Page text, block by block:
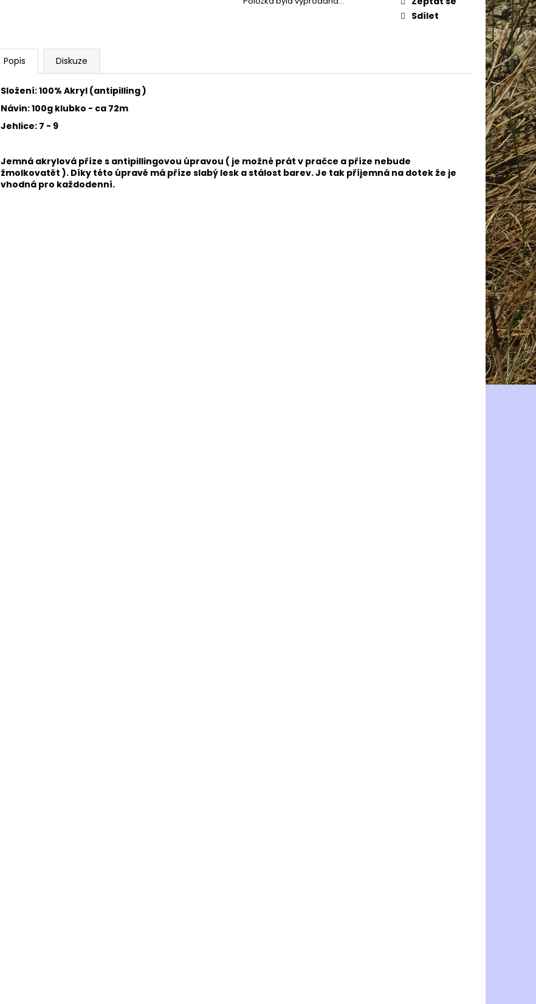
Sdílet
Popis Diskuze
Složení: 100% Akryl (antipilling )
Návin: 100g klubko - ca 72m
Jehlice: 7 - 9
Jemná akrylová příze s antipillingovou úpravou ( je možné prát v pračce a příze nebude
žmolkovatět ). Díky této úpravě má příze slabý lesk a stálost barev. Je tak příjemná na dotek že je
vhodná pro každodenní.
HIMALAYA DOLPHIN BABY 80302